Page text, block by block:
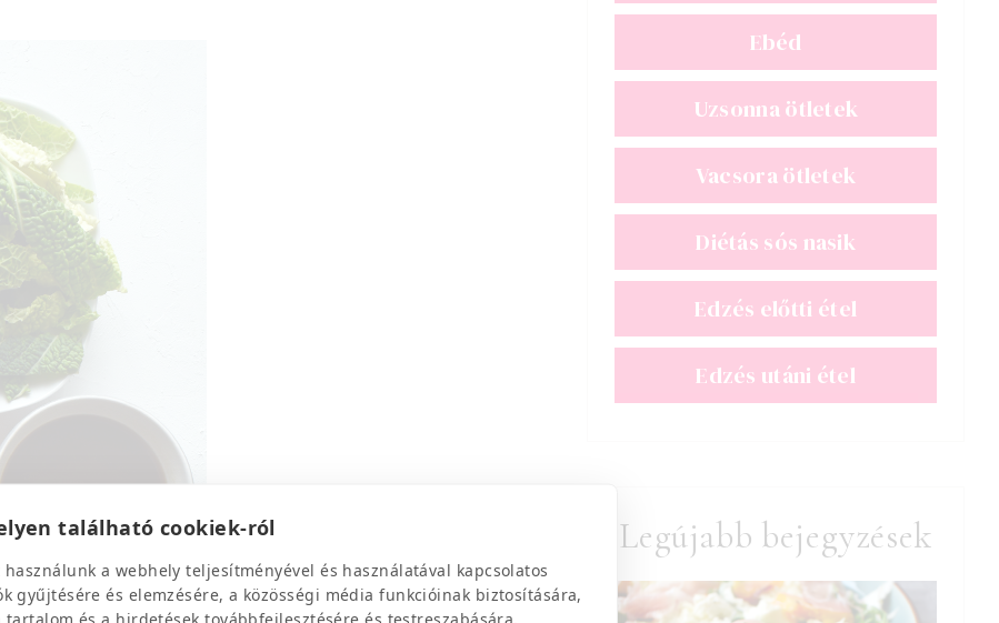
található cookiek-ról
használunk a webhely teljesítményével és használatával kapcsolatos
gyűjtésére és elemzésére, a közösségi média funkcióinak biztosítására,
tartalom és a hirdetések továbbfejlesztésére és testreszabására.
Ebéd
Uzsonna ötletek
Vacsora ötletek
Diétás sós nasik
Edzés előtti étel
Edzés utáni étel
Legújabb bejegyzések